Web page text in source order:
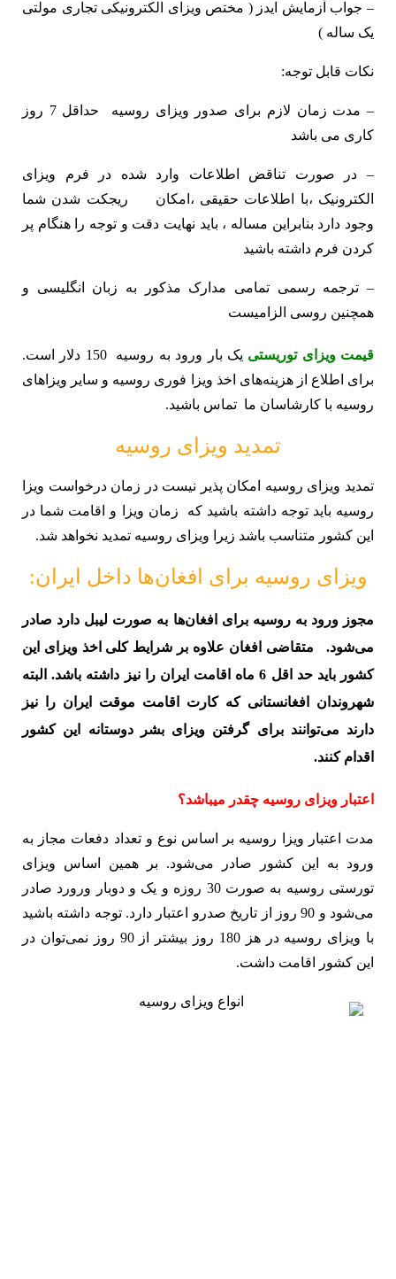
– جواب آزمایش ایدز ( مختص ویزای الکترونیکی تجاری مولتی
یک ساله )
نکات قابل توجه:
– مدت زمان لازم برای صدور ویزای روسیه حداقل 7 روز
کاری می باشد
– در صورت تناقض اطلاعات وارد شده در فرم ویزای
الکترونیک ،با اطلاعات حقیقی ،امکان ریجکت شدن شما
وجود دارد بنابراین مساله ، باید نهایت دقت و توجه را هنگام پر
کردن فرم داشته باشید
– ترجمه رسمی تمامی مدارک مذکور به زبان انگلیسی و
همچنین روسی الزامیست
قیمت ویزای توریستی
یک بار ورود به روسیه 150 دلار است.
برای اطلاع از هزینه‌های اخذ ویزا فوری روسیه و سایر ویزاهای
روسیه با کارشاسان ما تماس باشید.
تمدید ویزای روسیه
تمدید ویزای روسیه امکان پذیر نیست در زمان درخواست ویزا
روسیه باید توجه داشته باشید که زمان ویزا و اقامت شما در
این کشور متناسب باشد زیرا ویزای روسیه تمدید نخواهد شد.
ویزای روسیه برای افغان‌ها داخل ایران:
مجوز ورود به روسیه برای افغان‌ها به صورت لیبل دارد صادر
می‌شود. متقاضی افغان علاوه بر شرایط کلی اخذ ویزای این
کشور باید حد اقل 6 ماه اقامت ایران را نیز داشته باشد. البته
شهروندان افغانستانی که کارت اقامت موقت ایران را نیز
دارند می‌توانند برای گرفتن ویزای بشر دوستانه این کشور
اقدام کنند.
اعتبار ویزای روسیه چقدر میباشد؟
مدت اعتبار ویزا روسیه بر اساس نوع و تعداد دفعات مجاز به
ورود به این کشور صادر می‌شود. بر همین اساس ویزای
تورستی روسیه به صورت 30 روزه و یک و دوبار ورورد صادر
می‌شود و 90 روز از تاریخ صدرو اعتبار دارد. توجه داشته باشید
با ویزای روسیه در هز 180 روز بیشتر از 90 روز نمی‌توان در
این کشور اقامت داشت.